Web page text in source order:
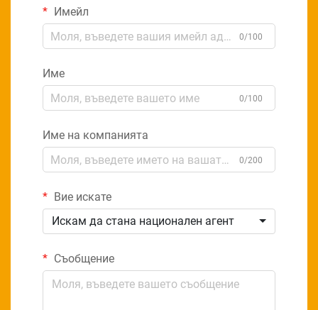
Имейл
0/100
Име
0/100
Име на компанията
0/200
Вие искате
Искам да стана национален агент
Съобщение